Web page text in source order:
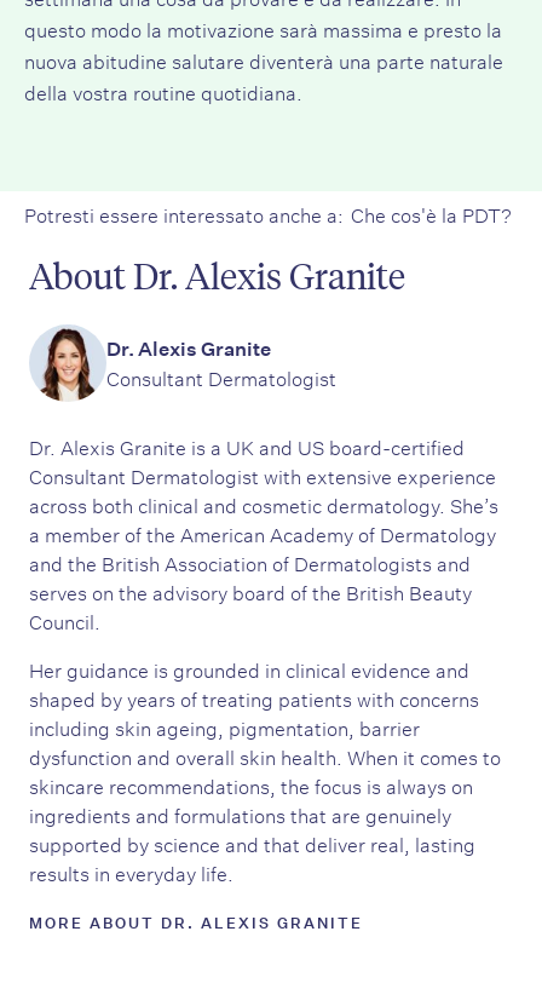
questo modo la motivazione sarà massima e presto la
nuova abitudine salutare diventerà una parte naturale
della vostra routine quotidiana.
Potresti essere interessato anche a: Che cos'è la PDT?
About Dr. Alexis Granite
Dr. Alexis Granite
Consultant Dermatologist
Dr. Alexis Granite is a UK and US board-certified
Consultant Dermatologist with extensive experience
across both clinical and cosmetic dermatology. She’s
a member of the American Academy of Dermatology
and the British Association of Dermatologists and
serves on the advisory board of the British Beauty
Council.
Her guidance is grounded in clinical evidence and
shaped by years of treating patients with concerns
including skin ageing, pigmentation, barrier
dysfunction and overall skin health. When it comes to
skincare recommendations, the focus is always on
ingredients and formulations that are genuinely
supported by science and that deliver real, lasting
results in everyday life.
MORE ABOUT DR. ALEXIS GRANITE